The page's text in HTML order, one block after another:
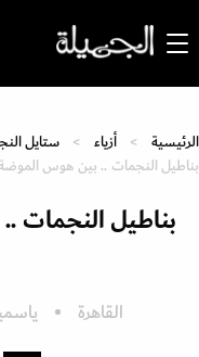
الرئيسية أزياء
ستايل
بناطيل النجمات .. بين هوس الموضة
بناطيل النجمات
القاهرة